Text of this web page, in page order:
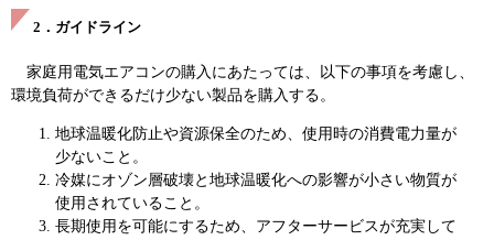
2．ガイドライン
家庭用電気エアコンの購入にあたっては、以下の事項を考慮し、
環境負荷ができるだけ少ない製品を購入する。
地球温暖化防止や資源保全のため、使用時の消費電力量が
少ないこと。
冷媒にオゾン層破壊と地球温暖化への影響が小さい物質が
使用されていること。
長期使用を可能にするため、アフターサービスが充実して